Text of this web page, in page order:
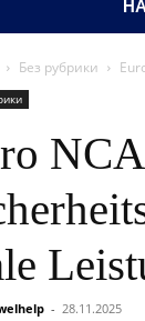
Без рубрики
- 28.11.2025